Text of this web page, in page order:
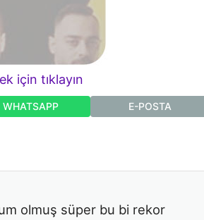
için tıklayın
WHATSAPP E-POSTA
olmuş süper bu bi rekor